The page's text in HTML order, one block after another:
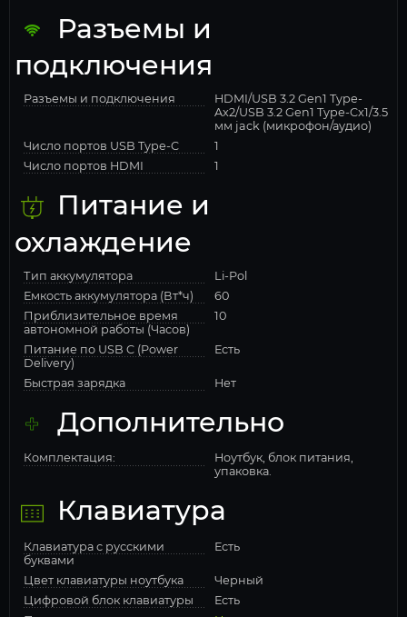
Разъемы и
подключения
Разъемы и подключения
HDMI/USB 3.2 Gen1 Type-
Ax2/USB 3.2 Gen1 Type-Cx1/3.5
мм jack (микрофон/аудио)
Число портов USB Type-C
1
Число портов HDMI
1
Питание и
охлаждение
Тип аккумулятора
Li-Pol
Емкость аккумулятора (Вт*ч)
60
Приблизительное время
автономной работы (Часов)
10
Питание по USB C (Power
Delivery)
Есть
Быстрая зарядка Нет
Дополнительно
Комплектация:
Ноутбук, блок питания,
упаковка.
Клавиатура
Клавиатура с русскими
буквами
Есть
Цвет клавиатуры ноутбука
Черный
Цифровой блок клавиатуры
Есть